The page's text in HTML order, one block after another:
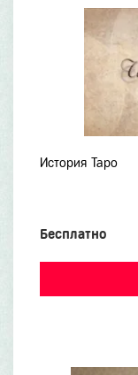
История Таро
Бесплатно